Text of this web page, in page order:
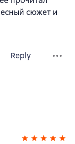
сюжет и
Reply